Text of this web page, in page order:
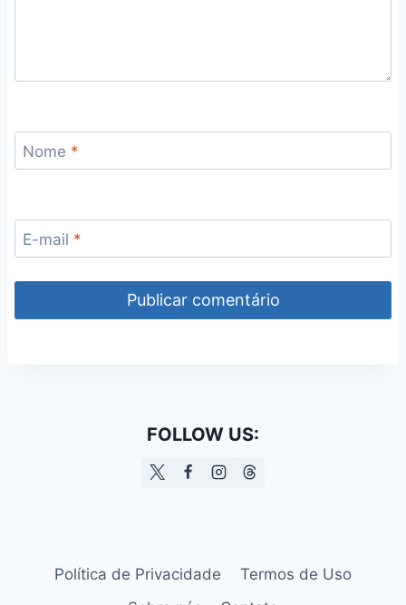
Nome *
E-mail *
FOLLOW US:
Política de Privacidade
Termos de Uso